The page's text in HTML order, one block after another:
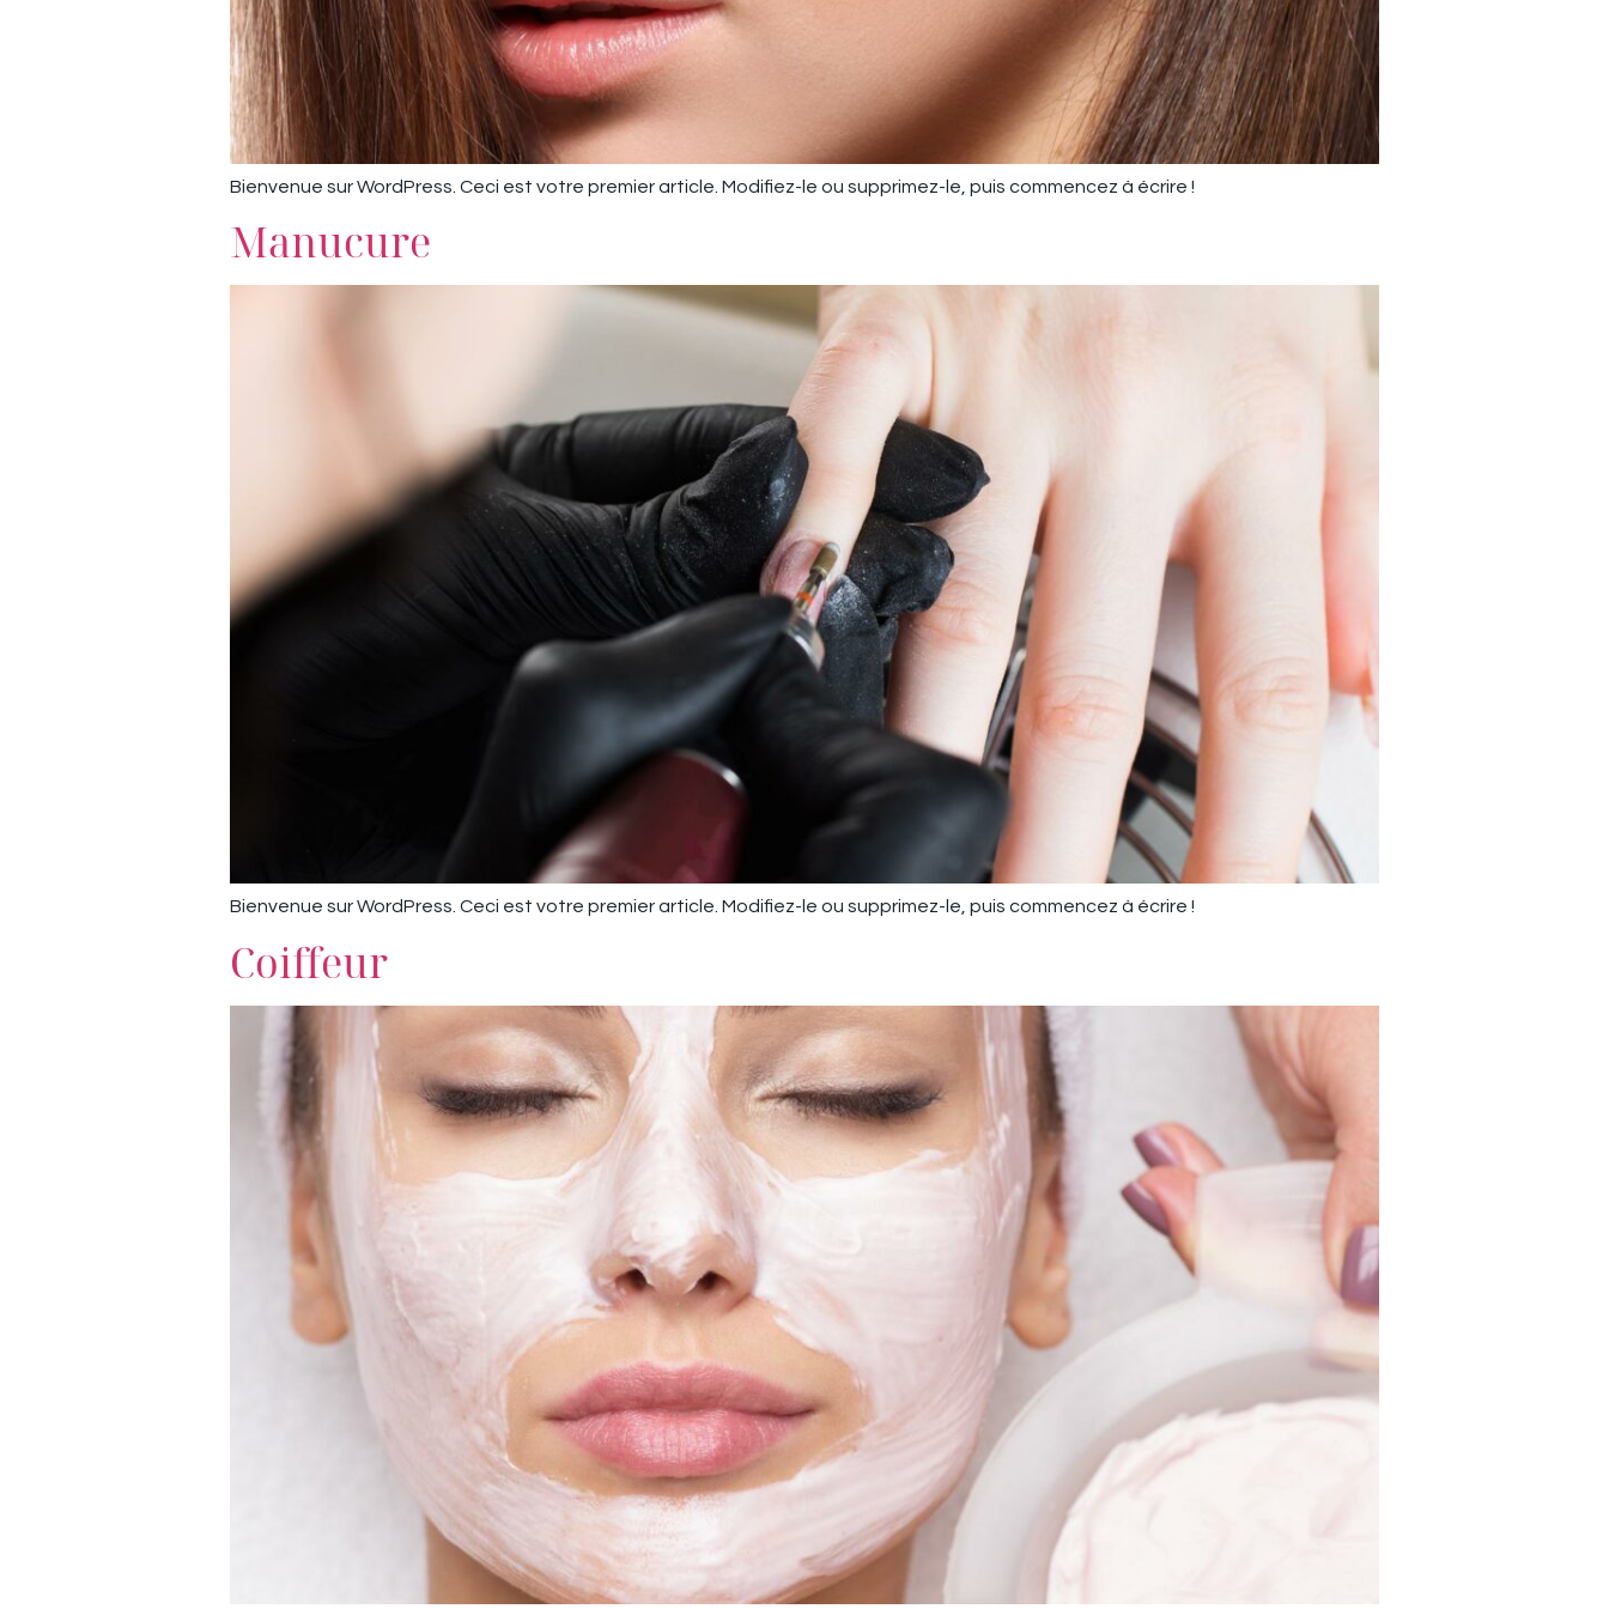
Bienvenue sur WordPress. Ceci est votre premier article. Modifiez-le ou supprimez-le, puis commencez à écrire !
Manucure
Bienvenue sur WordPress. Ceci est votre premier article. Modifiez-le ou supprimez-le, puis commencez à écrire !
Coiffeur